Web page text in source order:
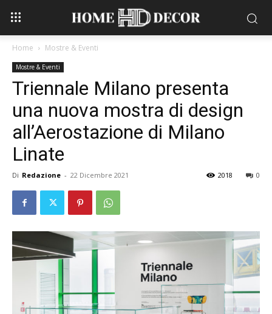
Home Mostre & Eventi
Mostre & Eventi
Triennale Milano presenta
una nuova mostra di design
all’Aerostazione di Milano
Linate
Di Redazione - 22 Dicembre 2021 0
2018